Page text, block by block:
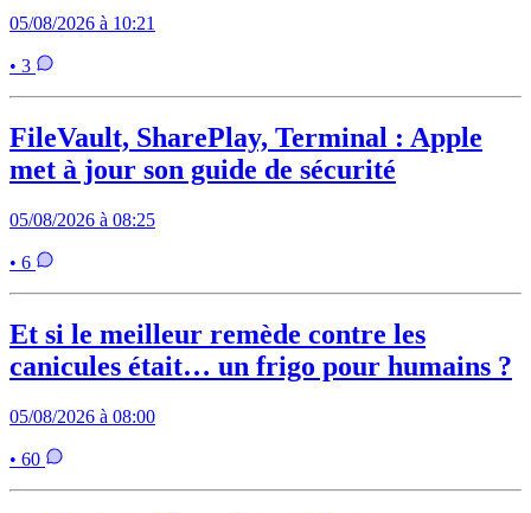
05/08/2026 à 10:21
• 3
FileVault, SharePlay, Terminal : Apple
met à jour son guide de sécurité
05/08/2026 à 08:25
• 6
Et si le meilleur remède contre les
canicules était… un frigo pour humains ?
05/08/2026 à 08:00
• 60